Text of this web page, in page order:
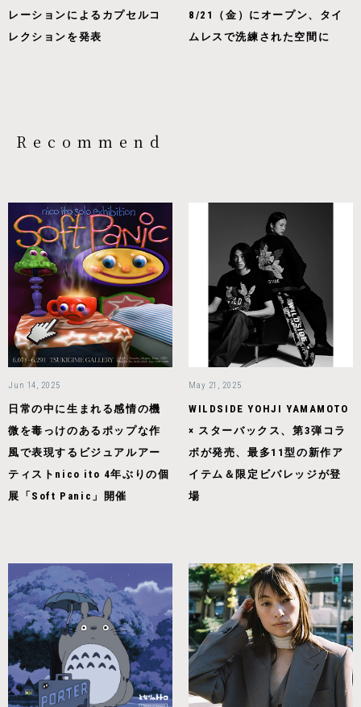
レーションによるカプセルコ
レクションを発表
8/21（金）にオープン、タイ
ムレスで洗練された空間に
Recommend
Jun 14, 2025
日常の中に生まれる感情の機
微を毒っけのあるポップな作
風で表現するビジュアルアー
ティストnico ito 4年ぶりの個
展「Soft Panic」開催
May 21, 2025
WILDSIDE YOHJI YAMAMOTO
× スターバックス、第3弾コラ
ボが発売、最多11型の新作ア
イテム＆限定ビバレッジが登
場